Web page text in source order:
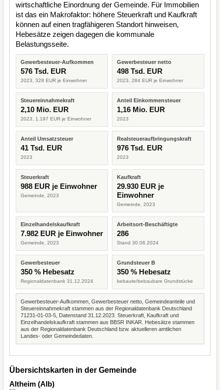
wirtschaftliche Einordnung der Gemeinde. Für Immobilien
ist das ein Makrofaktor: höhere Steuerkraft und Kaufkraft
können auf einen tragfähigeren Standort hinweisen,
Hebesätze zeigen dagegen die kommunale
Belastungsseite.
Gewerbesteuer-Aufkommen
576 Tsd. EUR
2023, 328 EUR je Einwohner
Gewerbesteuer netto
498 Tsd. EUR
2023, 284 EUR je Einwohner
Steuereinnahmekraft
2,10 Mio. EUR
2023, 1.197 EUR je Einwohner
Anteil Einkommensteuer
1,16 Mio. EUR
2023
Anteil Umsatzsteuer
41 Tsd. EUR
2023
Realsteueraufbringungskraft
976 Tsd. EUR
2023
Steuerkraft
988 EUR je Einwohner
Gemeinde, 2023
Kaufkraft
29.930 EUR je
Einwohner
Gemeinde, 2023
Einzelhandelskaufkraft
7.982 EUR je Einwohner
Gemeinde, 2023
Arbeitsort-Beschäftigte
286
Stand 30.06.2024
Gewerbesteuer
350 % Hebesatz
Regionaldatenbank 31.12.2024
Grundsteuer B
350 % Hebesatz
bebaute/bebaubare Grundstücke
Gewerbesteuer-Aufkommen, Gewerbesteuer netto, Gemeindeanteile und
Steuereinnahmekraft stammen aus der Regionaldatenbank Deutschland
71231-01-03-5, Datenstand 31.12.2023. Steuerkraft, Kaufkraft und
Einzelhandelskaufkraft stammen aus BBSR INKAR. Hebesätze stammen
aus der Regionaldatenbank Deutschland bzw. aktuelleren amtlichen
Landes- oder Gemeindedaten.
Übersichtskarten in der Gemeinde
Altheim (Alb)